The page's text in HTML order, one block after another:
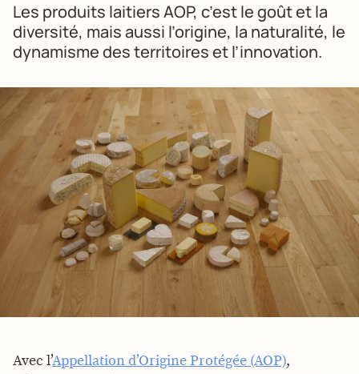
Les produits laitiers AOP, c’est le goût et la
diversité, mais aussi l’origine, la naturalité, le
dynamisme des territoires et l’innovation.
Avec l’Appellation d’Origine Protégée (AOP),